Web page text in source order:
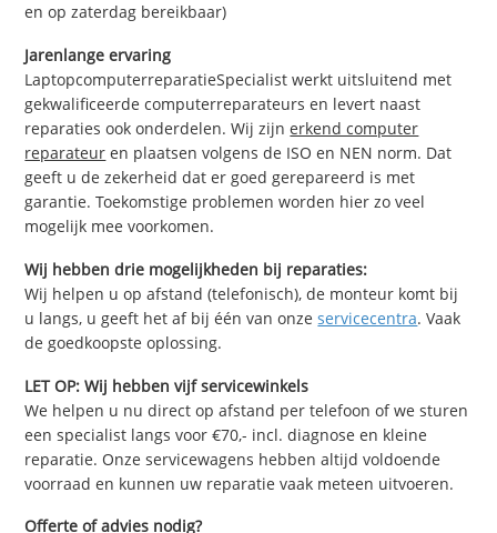
en op zaterdag bereikbaar)
Jarenlange ervaring
LaptopcomputerreparatieSpecialist werkt uitsluitend met
gekwalificeerde computerreparateurs en levert naast
reparaties ook onderdelen. Wij zijnerkend computer
reparateur en plaatsen volgens de ISO en NEN norm. Dat
geeft u de zekerheid dat er goed gerepareerd is met
garantie. Toekomstige problemen worden hier zo veel
mogelijk mee voorkomen.
Wij hebben drie mogelijkheden bij reparaties:
Wij helpen u op afstand (telefonisch), de monteur komt bij
u langs, u geeft het af bij één van onzeservicecentra. Vaak
de goedkoopste oplossing.
LET OP: Wij hebben vijf servicewinkels
We helpen u nu direct op afstand per telefoon of we sturen
een specialist langs voor €70,- incl. diagnose en kleine
reparatie. Onze servicewagens hebben altijd voldoende
voorraad en kunnen uw reparatie vaak meteen uitvoeren.
Offerte of advies nodig?